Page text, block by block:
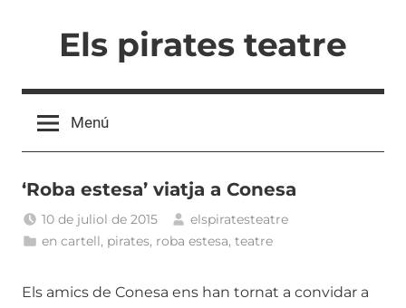
contingutEls pirates teatre
Menú
‘Roba estesa’ viatja a Conesa
10 de juliol de 2015
elspiratesteatre
en cartell, pirates, roba estesa,teatre
Els amics de Conesa ens han tornat a convidar a